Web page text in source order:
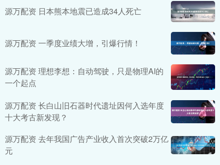
源万配资 日本熊本地震已造成34人死亡
源万配资 一季度业绩大增，引爆行情！
源万配资 理想李想：自动驾驶，只是物理AI的
一个起点
源万配资 长白山旧石器时代遗址因何入选年度
十大考古新发现？
源万配资 去年我国广告产业收入首次突破2万亿
元